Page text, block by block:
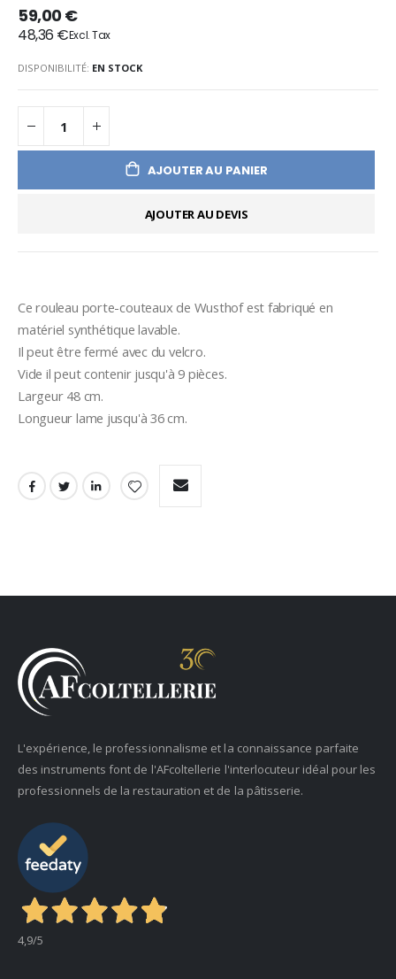
59,00 €
48,36 €
DISPONIBILITÉ: EN STOCK
AJOUTER AU PANIER
AJOUTER AU DEVIS
Ce rouleau porte-couteaux de Wusthof est fabriqué en
matériel synthétique lavable.
Il peut être fermé avec du velcro.
Vide il peut contenir jusqu'à 9 pièces.
Largeur 48 cm.
Longueur lame jusqu'à 36 cm.
L'expérience, le professionnalisme et la connaissance parfaite
des instruments font de l'AFcoltellerie l'interlocuteur idéal pour les
professionnels de la restauration et de la pâtisserie.
4,9/5